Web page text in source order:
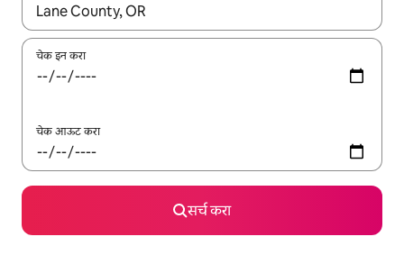
जेव्हा परिणाम उपलब्ध असतील, तेव्हा वरच्या आणि खाली बाणांच्या किजसह
चेक इन करा
चेक आऊट करा
सर्च करा